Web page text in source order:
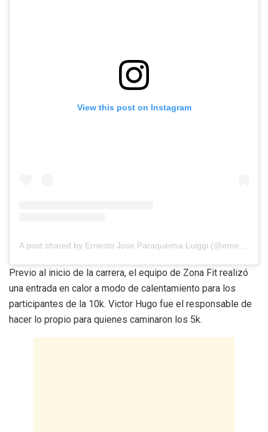
View this post on Instagram
A post shared by Ernesto Jose Paraqueima Luiggi (@ernestoparaqueima)
Previo al inicio de la carrera, el equipo de Zona Fit realizó
una entrada en calor a modo de calentamiento para los
participantes de la 10k. Victor Hugo fue el responsable de
hacer lo propio para quienes caminaron los 5k.